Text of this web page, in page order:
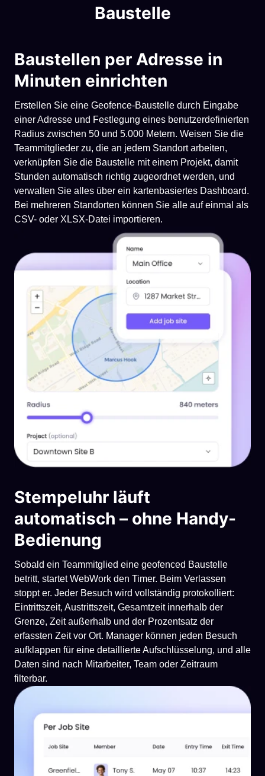
Baustelle
Baustellen per Adresse in
Minuten einrichten
Erstellen Sie eine Geofence-Baustelle durch Eingabe
einer Adresse und Festlegung eines benutzerdefinierten
Radius zwischen 50 und 5.000 Metern. Weisen Sie die
Teammitglieder zu, die an jedem Standort arbeiten,
verknüpfen Sie die Baustelle mit einem Projekt, damit
Stunden automatisch richtig zugeordnet werden, und
verwalten Sie alles über ein kartenbasiertes Dashboard.
Bei mehreren Standorten können Sie alle auf einmal als
CSV- oder XLSX-Datei importieren.
Stempeluhr läuft
automatisch – ohne Handy-
Bedienung
Sobald ein Teammitglied eine geofenced Baustelle
betritt, startet WebWork den Timer. Beim Verlassen
stoppt er. Jeder Besuch wird vollständig protokolliert:
Eintrittszeit, Austrittszeit, Gesamtzeit innerhalb der
Grenze, Zeit außerhalb und der Prozentsatz der
erfassten Zeit vor Ort. Manager können jeden Besuch
aufklappen für eine detaillierte Aufschlüsselung, und alle
Daten sind nach Mitarbeiter, Team oder Zeitraum
filterbar.